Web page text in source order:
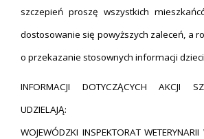
szczepień proszę wszystkich
dostosowanie się powyższych zaleceń, a
o przekazanie stosownych informacji
INFORMACJI DOTYCZĄCYCH AKCJI
UDZIELAJĄ:
WOJEWÓDZKI INSPEKTORAT